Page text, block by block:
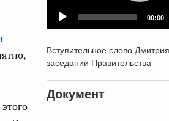
00:00
Вступительное слово
заседании Правительства
Документ
3
10